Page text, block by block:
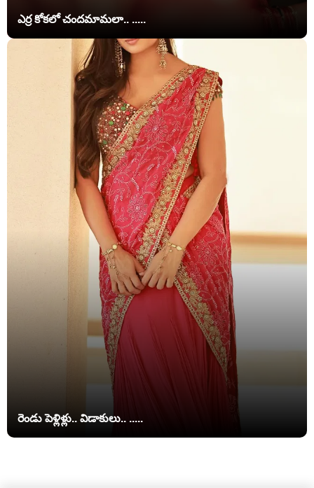
ఎర్ర కోకలో చందమామలా.. .....
రెండు పెళ్లిళ్లు.. విడాకులు.. .....